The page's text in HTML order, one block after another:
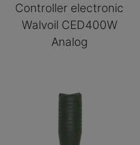
Controller electronic
Walvoil CED400W
Analog